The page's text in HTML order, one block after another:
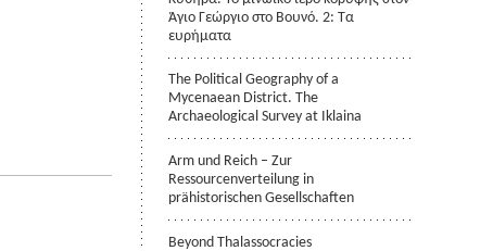
Άγιο Γεώργιο στο Βουνό. 2: Τα
ευρήματα
The Political Geography of a
Mycenaean District. The
Archaeological Survey at Iklaina
Arm und Reich – Zur
Ressourcenverteilung in
prähistorischen Gesellschaften
Beyond Thalassocracies